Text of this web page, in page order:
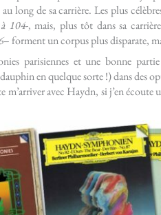
long de sa carrière. Les plus
104-, mais, plus tôt dans sa
– forment un corpus plus disparate,
parisiennes et une bonne
en quelque sorte !) dans des
m’arriver avec Haydn, si j’en